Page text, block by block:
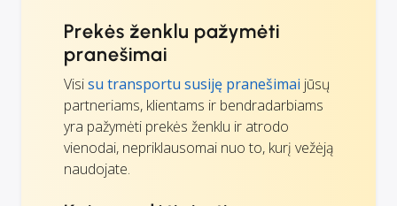
Prekės ženklu pažymėti
pranešimai
Visisu transportu susiję pranešimai jūsų
partneriams, klientams ir bendradarbiams
yra pažymėti prekės ženklu ir atrodo
vienodai, nepriklausomai nuo to, kurį vežėją
naudojate.